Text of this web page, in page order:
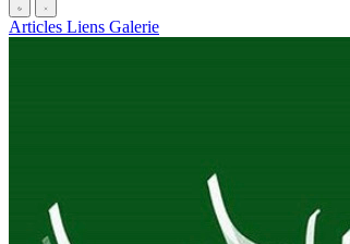
Articles Liens Galerie